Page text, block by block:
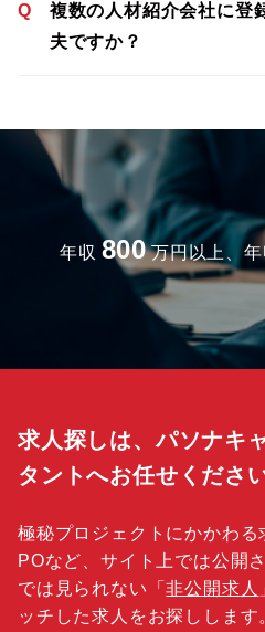
Q
複数の人材紹介会社に登
夫ですか？
年収 800 万円以上、
求人探しは、パソナキ
タントへお任せください
極秘プロジェクトにかかわる
POなど、サイト上では公開
では見られない「非公開求人
ッチした求人をお探しします